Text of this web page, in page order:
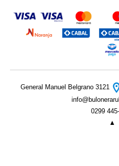
General Manuel Belgrano 3121
0299
▲